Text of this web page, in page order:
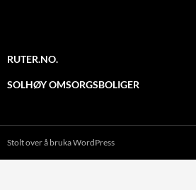
RUTER.NO.
SOLHØY OMSORGSBOLIGER
Stolt over å bruka WordPress